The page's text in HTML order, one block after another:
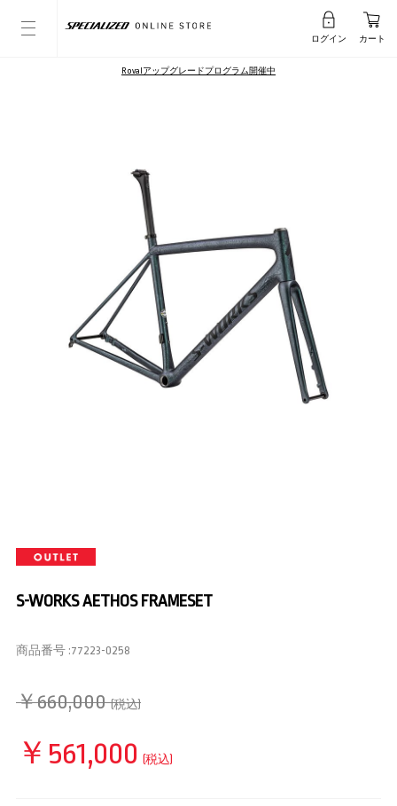
ログイン カート
Rovalアップグレードプログラム開催中
S-WORKS AETHOS FRAMESET
商品番号 :77223-0258
￥660,000 (税込)
￥561,000 (税込)